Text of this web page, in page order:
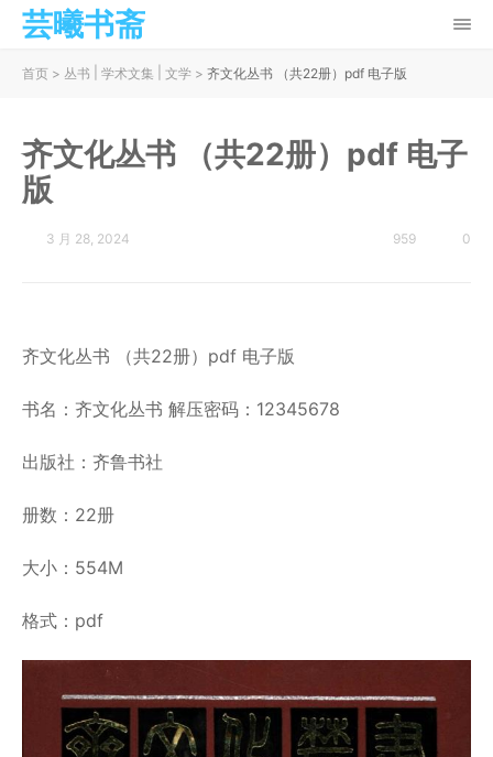
芸曦书斋
首页 > 丛书 学术文集 文学 > 齐文化丛书 （共22册）pdf 电子版
齐文化丛书 （共22册）pdf 电子
版
3 月 28, 2024 959 0
齐文化丛书 （共22册）pdf 电子版
书名：齐文化丛书 解压密码：12345678
出版社：齐鲁书社
册数：22册
大小：554M
格式：pdf